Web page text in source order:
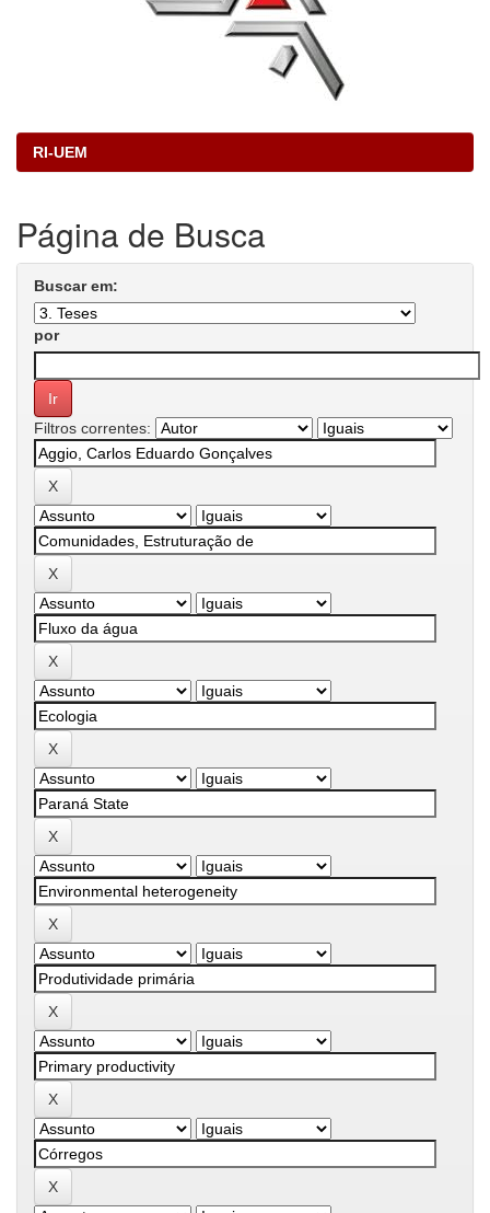
RI-UEM
Página de Busca
Buscar em:
por
Filtros correntes: